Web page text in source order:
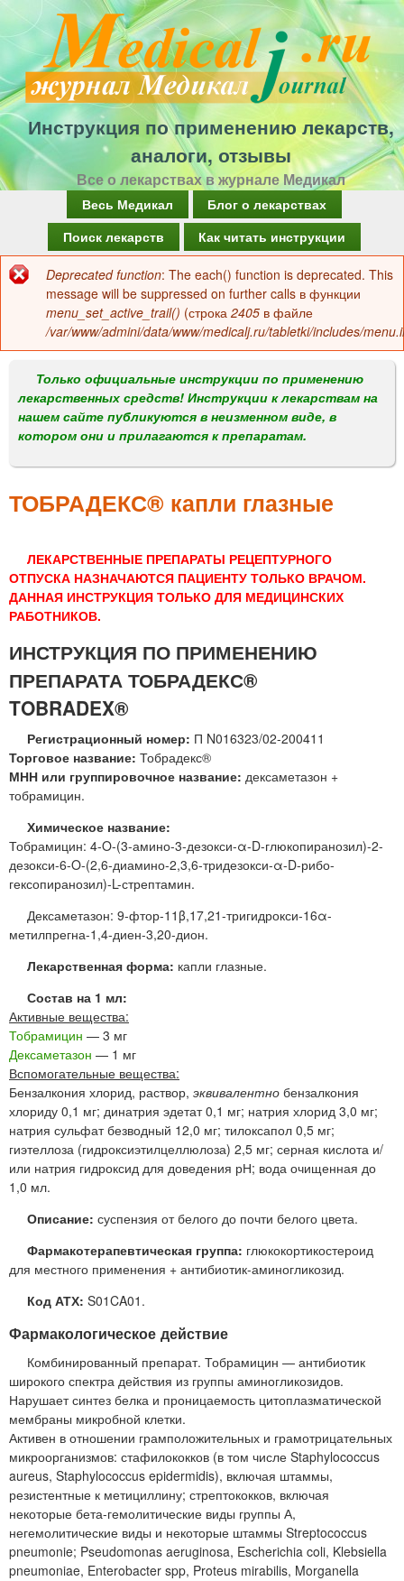
Перейти
к
основному
содержанию
Инструкция по применению лекарств,
аналоги, отзывы
Все о лекарствах в журнале Медикал
а
в
о
м
е
н
Весь Медикал
Блог о лекарствах
Поиск лекарств
Как читать инструкции
Сообщение
об
ошибке
Deprecated function: The each() function is deprecated. This
message will be suppressed on further calls в функции
menu_set_active_trail() (строка 2405 в файле
/var/www/admini/data/www/medicalj.ru/tabletki/includes/
Только официальные инструкции по применению
лекарственных средств! Инструкции к лекарствам на
нашем сайте публикуются в неизменном виде, в
котором они и прилагаются к препаратам.
ТОБРАДЕКС® капли глазные
ЛЕКАРСТВЕННЫЕ ПРЕПАРАТЫ РЕЦЕПТУРНОГО
ОТПУСКА НАЗНАЧАЮТСЯ ПАЦИЕНТУ ТОЛЬКО ВРАЧОМ.
ДАННАЯ ИНСТРУКЦИЯ ТОЛЬКО ДЛЯ МЕДИЦИНСКИХ
РАБОТНИКОВ.
ИНСТРУКЦИЯ ПО ПРИМЕНЕНИЮ
ПРЕПАРАТА ТОБРАДЕКС®
TOBRADEX®
Регистрационный номер: П N016323/02-200411
Торговое название: Тобрадекс®
МНН или группировочное название: дексаметазон +
тобрамицин.
Химическое название:
Тобрамицин: 4-O-(3-амино-3-дезокси-α-D-глюкопиранозил)-2-
дезокси-6-O-(2,6-диамино-2,3,6-тридезокси-α-D-рибо-
гексопиранозил)-L-стрептамин.
Дексаметазон: 9-фтор-11β,17,21-тригидрокси-16α-
метилпрегна-1,4-диен-3,20-дион.
Лекарственная форма: капли глазные.
Состав на 1 мл:
Активные вещества:
Тобрамицин — 3 мг
Дексаметазон — 1 мг
Вспомогательные вещества:
Бензалкония хлорид, раствор, эквивалентно бензалкония
хлориду 0,1 мг; динатрия эдетат 0,1 мг; натрия хлорид 3,0 мг;
натрия сульфат безводный 12,0 мг; тилоксапол 0,5 мг;
гиэтеллоза (гидроксиэтилцеллюлоза) 2,5 мг; серная кислота и/
или натрия гидроксид для доведения рН; вода очищенная до
1,0 мл.
Описание: суспензия от белого до почти белого цвета.
Фармакотерапевтическая группа: глюкокортикостероид
для местного применения + антибиотик-аминогликозид.
Код АТХ: S01CA01.
Фармакологическое действие
Комбинированный препарат. Тобрамицин — антибиотик
широкого спектра действия из группы аминогликозидов.
Нарушает синтез белка и проницаемость цитоплазматической
мембраны микробной клетки.
Активен в отношении грамположительных и грамотрицательных
микроорганизмов: стафилококков (в том числе Staphylococcus
aureus, Staphylococcus epidermidis), включая штаммы,
резистентные к метициллину; стрептококков, включая
некоторые бета-гемолитические виды группы А,
негемолитические виды и некоторые штаммы Streptococcus
pneumonie; Pseudomonas aeruginosa, Escherichia coli, Klebsiella
pneumoniae, Enterobacter spp, Proteus mirabilis, Morganella